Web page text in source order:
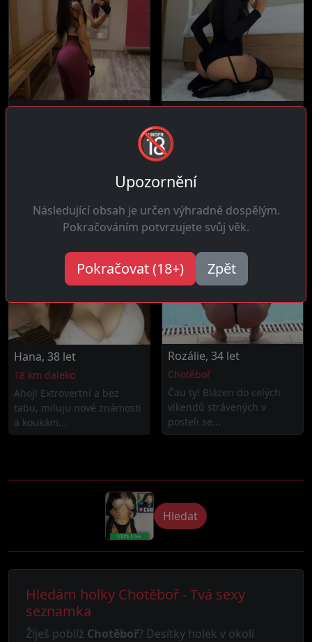
20 km daleko
Čau! Zamilovaná do
spolu spali a...
Hana, 38 let
18 km daleko
Ahoj! Extrovertní a bez
tabu, miluju nové známosti
a koukám...
Rozálie, 34 let
Chotěboř
Čau ty! Blázen do celých
víkendů strávených v
posteli se...
Hledat
Hledám holky Chotěboř - Tvá sexy
seznamka
Žiješ poblíž Chotěboř? Desítky holek v okolí
🔞
Upozornění
Následující obsah je určen výhradně dospělým.
Pokračováním potvrzujete svůj věk.
Pokračovat (18+) Zpět